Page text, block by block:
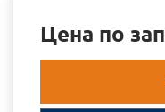
Цена по